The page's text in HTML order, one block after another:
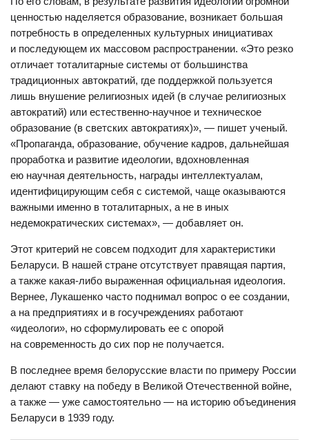
ценностью наделяется образование, возникает большая
потребность в определенных культурных инициативах
и последующем их массовом распространении. «Это резко
отличает тоталитарные системы от большинства
традиционных автократий, где поддержкой пользуется
лишь внушение религиозных идей (в случае религиозных
автократий) или естественно-научное и техническое
образование (в светских автократиях)», — пишет ученый.
«Пропаганда, образование, обучение кадров, дальнейшая
проработка и развитие идеологии, вдохновленная
ею научная деятельность, награды интеллектуалам,
идентифицирующим себя с системой, чаще оказываются
важными именно в тоталитарных, а не в иных
недемократических системах», — добавляет он.
Этот критерий не совсем подходит для характеристики
Беларуси. В нашей стране отсутствует правящая партия,
а также какая-либо выраженная официальная идеология.
Вернее, Лукашенко часто поднимал вопрос о ее создании,
а на предприятиях и в госучреждениях работают
«идеологи», но сформулировать ее с опорой
на современность до сих пор не получается.
В последнее время белорусские власти по примеру России
делают ставку на победу в Великой Отечественной войне,
а также — уже самостоятельно — на историю объединения
Беларуси в 1939 году.